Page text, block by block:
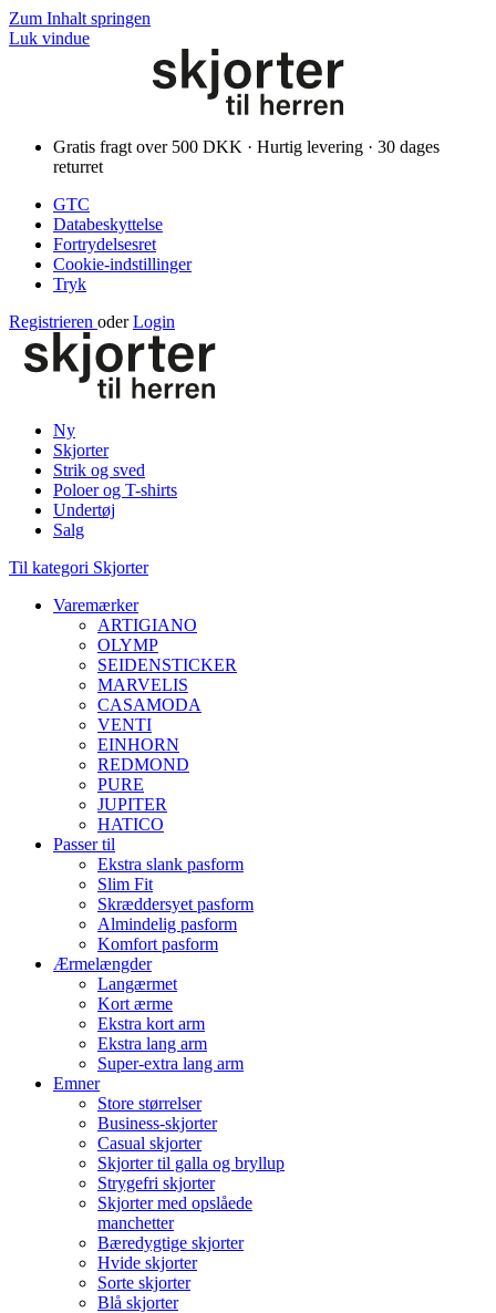
Zum Inhalt springen
Luk vindue
Gratis fragt over 500 DKK · Hurtig levering · 30 dages
returret
GTC
Databeskyttelse
Fortrydelsesret
Cookie-indstillinger
Tryk
Registrieren oder Login
Ny
Skjorter
Strik og sved
Poloer og T-shirts
Undertøj
Salg
Til kategori Skjorter
Varemærker
ARTIGIANO
OLYMP
SEIDENSTICKER
MARVELIS
CASAMODA
VENTI
EINHORN
REDMOND
PURE
JUPITER
HATICO
Passer til
Ekstra slank pasform
Slim Fit
Skræddersyet pasform
Almindelig pasform
Komfort pasform
Ærmelængder
Langærmet
Kort ærme
Ekstra kort arm
Ekstra lang arm
Super-extra lang arm
Emner
Store størrelser
Business-skjorter
Casual skjorter
Skjorter til galla og bryllup
Strygefri skjorter
Skjorter med opslåede
manchetter
Bæredygtige skjorter
Hvide skjorter
Sorte skjorter
Blå skjorter